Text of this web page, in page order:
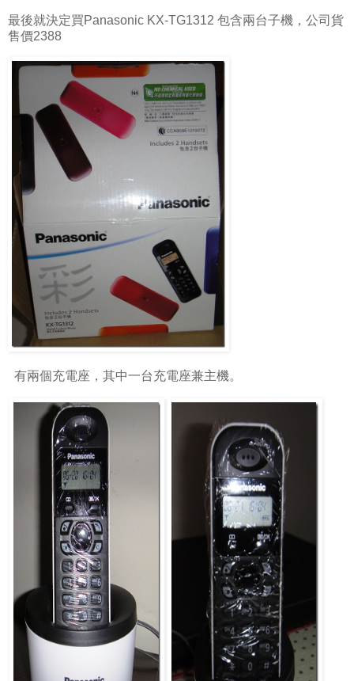
最後就決定買Panasonic KX-TG1312 包含兩台子機，公司貨
售價2388
有兩個充電座，其中一台充電座兼主機。